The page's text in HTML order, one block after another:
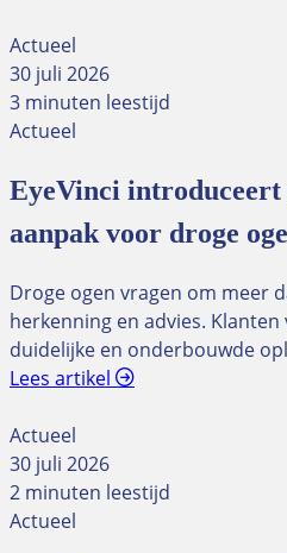
Actueel
30 juli 2026
3 minuten leestijd
Actueel
EyeVinci introduceert
aanpak voor droge
Droge ogen vragen om meer
herkenning en advies.
duidelijke en onderbouwde
Lees artikel
Actueel
30 juli 2026
2 minuten leestijd
Actueel